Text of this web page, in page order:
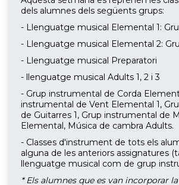
dels alumnes dels següents grups:
- Llenguatge musical Elemental 1:
- Llenguatge musical Elemental 2:
- Llenguatge musical Preparatori
- llenguatge musical Adults 1, 2 i 3
- Grup instrumental de Corda
instrumental de Vent Elemental 1,
de Guitarres 1, Grup instrumental de
Elemental, Música de cambra Adults.
- Classes d'instrument de tots els
alguna de les anteriors assignatures
llenguatge musical com de grup
* Els alumnes que es van incorporar